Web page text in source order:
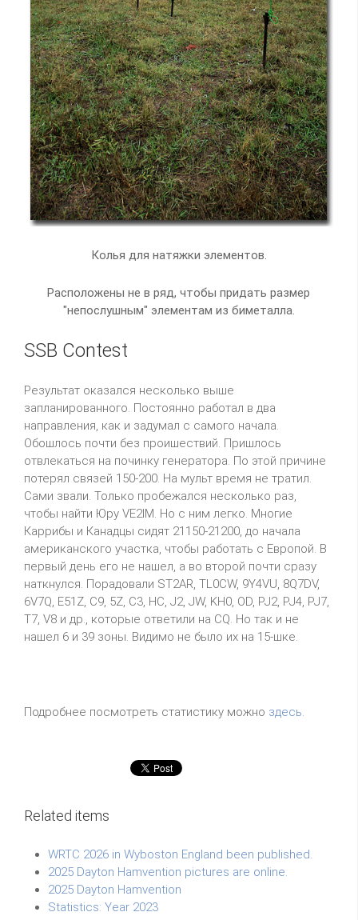
Колья для натяжки элементов.
Расположены не в ряд, чтобы придать размер
"непослушным" элементам из биметалла.
SSB Contest
Результат оказался несколько выше
запланированного. Постоянно работал в два
направления, как и задумал с самого начала.
Обошлось почти без проишествий. Пришлось
отвлекаться на починку генератора. По этой причине
потерял связей 150-200. На мульт время не тратил.
Сами звали. Только пробежался несколько раз,
чтобы найти Юру VE2IM. Но с ним легко. Многие
Каррибы и Канадцы сидят 21150-21200, до начала
американского участка, чтобы работать с Европой. В
первый день его не нашел, а во второй почти сразу
наткнулся. Порадовали ST2AR, TL0CW, 9Y4VU, 8Q7DV,
6V7Q, E51Z, C9, 5Z, C3, HC, J2, JW, KH0, OD, PJ2, PJ4, PJ7,
T7, V8 и др., которые ответили на CQ. Но так и не
нашел 6 и 39 зоны. Видимо не было их на 15-шке.
Подробнее посмотреть статистику можно здесь
Related items
WRTC 2026 in Wyboston England been published.
2025 Dayton Hamvention pictures are online.
2025 Dayton Hamvention
Statistics: Year 2023